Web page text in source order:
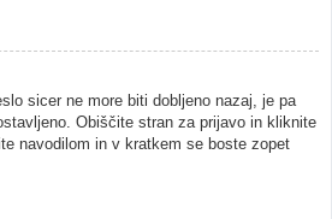
sicer ne more biti dobljeno nazaj, je pa
Obiščite stran za prijavo in kliknite
navodilom in v kratkem se boste zopet